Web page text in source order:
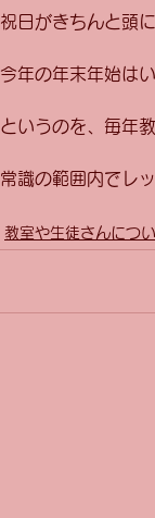
祝日がきちんと頭
今年の年末年始は
というのを、毎年
常識の範囲内でレ
教室や生徒さんにつ